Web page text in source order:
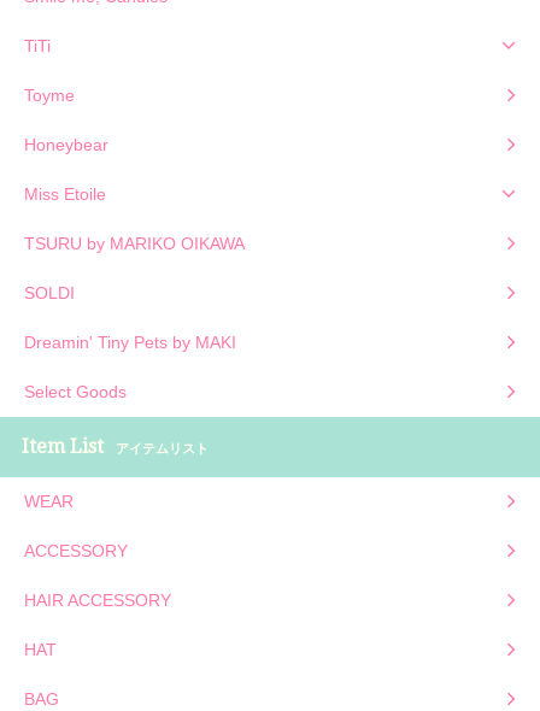
TiTi
Toyme
Honeybear
Miss Etoile
TSURU by MARIKO OIKAWA
SOLDI
Dreamin' Tiny Pets by MAKI
Select Goods
Item List アイテムリスト
WEAR
ACCESSORY
HAIR ACCESSORY
HAT
BAG